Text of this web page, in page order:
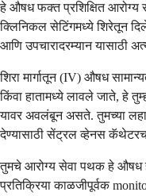
हे औषध फक्त प्रशिक्षित आरोग्य
क्लिनिकल सेटिंगमध्ये शिरेतून
आणि उपचारादरम्यान यासाठी
शिरा मार्गातून (IV) औषध
किंवा हातामध्ये लावले जाते, हे
यावर अवलंबून असते. तुमच्या
देण्यासाठी सेंट्रल व्हेनस
तुमचे आरोग्य सेवा पथक हे औषध
प्रतिक्रिया काळजीपूर्वक